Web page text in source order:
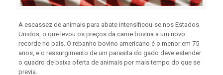
A escassez de animais para abate intensificou-se nos Estados
Unidos, o que levou os preços da carne bovina a um novo
recorde no país. O rebanho bovino americano é o menor em 75
anos, e o ressurgimento de um parasita do gado deve estender
o quadro de baixa oferta de animais por mais tempo do que se
previa.